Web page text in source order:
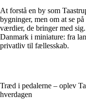
At forstå en by som
bygninger, men om at se
værdier, de bringer med
Danmark i miniature: fra
privatliv til fællesskab.
Træd i pedalerne – oplev
hverdagen